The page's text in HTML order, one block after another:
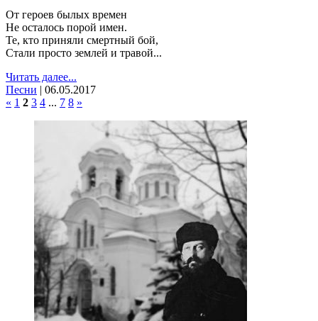
От героев былых времен
Не осталось порой имен.
Те, кто приняли смертный бой,
Стали просто землей и травой...
Читать далее...
Песни | 06.05.2017
« 1 2 3 4 ... 7 8 »